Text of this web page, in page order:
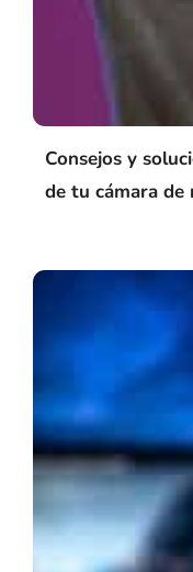
Consejos y
de tu cámara de